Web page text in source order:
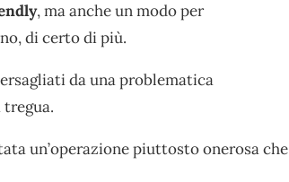
, ma anche un modo per
di certo di più.
da una problematica
un’operazione piuttosto onerosa che